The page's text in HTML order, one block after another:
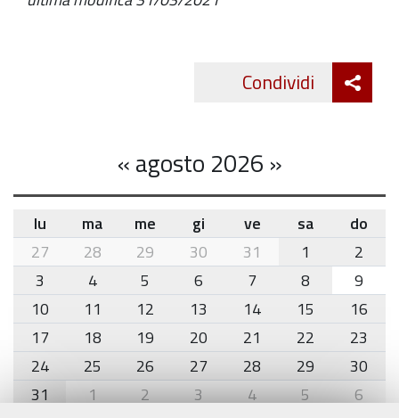
Condividi
«agosto 2026 »
month-
8
lu ma me gi ve sa
do
27
28 29 30 31 1
2
3
4 5 6 7 8
9
10
11 12 13 14 15
16
17
18 19 20 21 22
23
24
25 26 27 28 29
30
31
1 2 3 4 5 6